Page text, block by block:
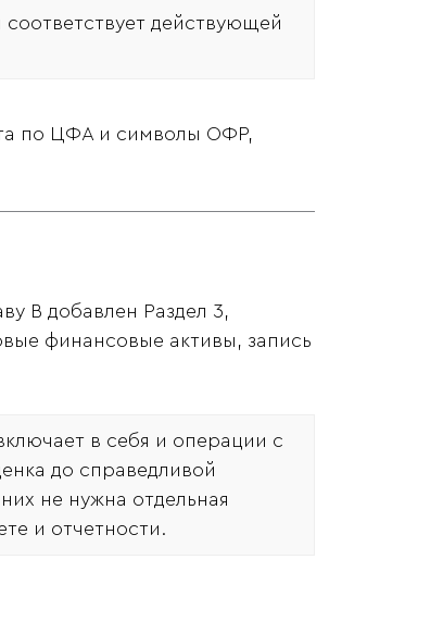
соответствует действующей
по ЦФА и символы ОФР,
В добавлен Раздел 3,
финансовые активы, запись
в себя и операции с
до справедливой
не нужна отдельная
и отчетности.